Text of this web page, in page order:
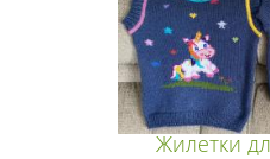
Жилетки